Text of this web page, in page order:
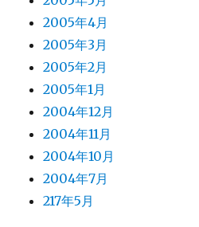
2005年4月
2005年3月
2005年2月
2005年1月
2004年12月
2004年11月
2004年10月
2004年7月
217年5月